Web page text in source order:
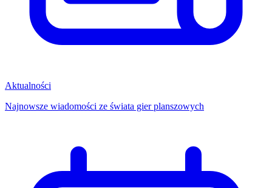
Aktualności
Najnowsze wiadomości ze świata gier planszowych